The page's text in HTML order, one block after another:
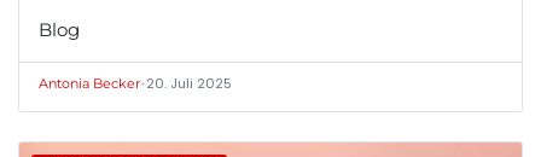
Blog
Antonia Becker•20. Juli 2025